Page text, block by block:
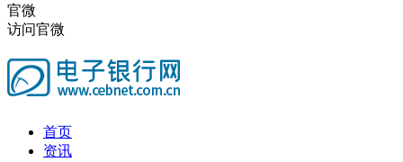
官微
访问官微
首页
资讯